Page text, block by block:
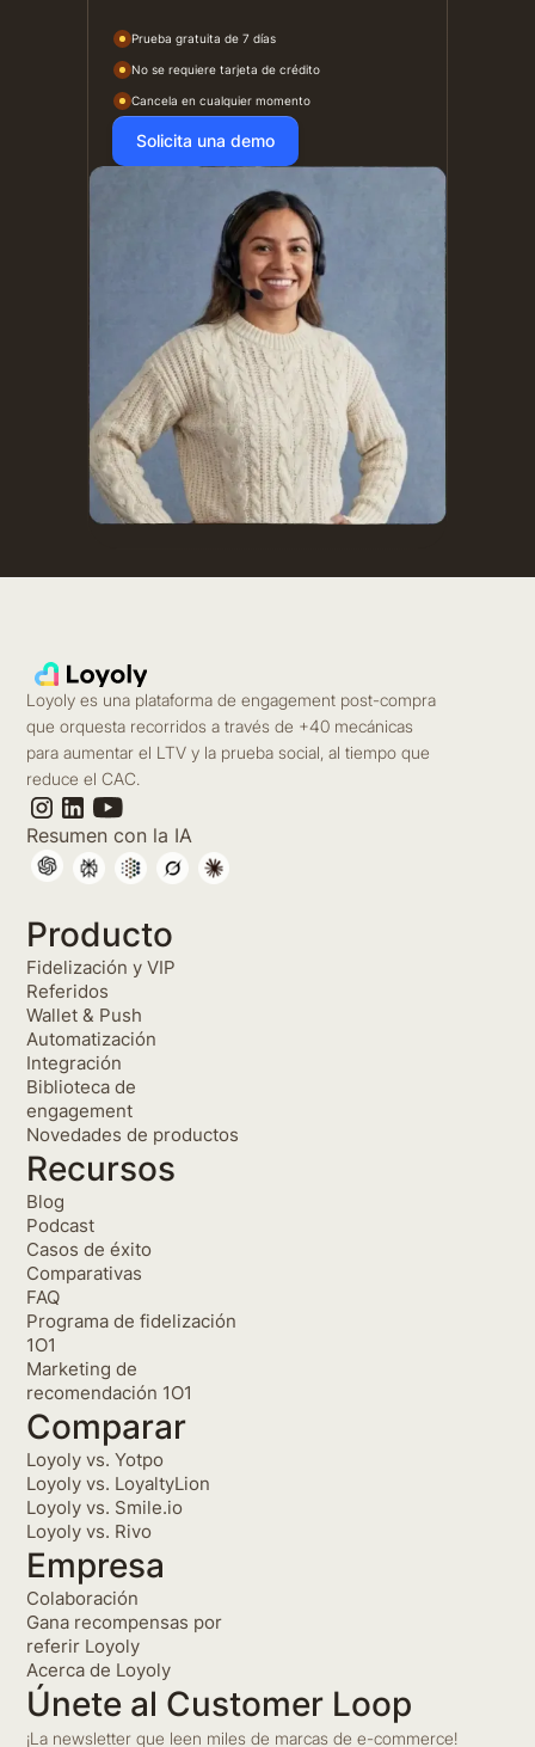
Prueba gratuita de 7 días
No se requiere tarjeta de crédito
Cancela en cualquier momento
Solicita una demo
Loyoly es una plataforma de engagement post-compra
que orquesta recorridos a través de +40 mecánicas
para aumentar el LTV y la prueba social, al tiempo que
reduce el CAC.
Resumen con la IA
Producto
Fidelización y VIP
Referidos
Wallet & Push
Automatización
Integración
Biblioteca de
engagement
Novedades de productos
Recursos
Blog
Podcast
Casos de éxito
Comparativas
FAQ
Programa de fidelización
1O1
Marketing de
recomendación 1O1
Comparar
Loyoly vs. Yotpo
Loyoly vs. LoyaltyLion
Loyoly vs. Smile.io
Loyoly vs. Rivo
Empresa
Colaboración
Gana recompensas por
referir Loyoly
Acerca de Loyoly
Únete al Customer Loop
¡La newsletter que leen miles de marcas de e-commerce!